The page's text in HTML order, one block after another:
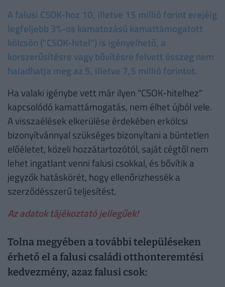
A falusi CSOK-hoz 10, illetve 15 millió forint erejéig
legfeljebb 3%-os kamatozású kamattámogatott
kölcsön ("CSOK-hitel") is igényelhető, a
korszerűsítésre vagy bővítésre felvett összeg nem
haladhatja meg az 5, illetve 7,5 millió forintot.
Ha valaki igénybe vett már ilyen "CSOK-hitelhez"
kapcsolódó kamattámogatás, nem élhet újból vele.
A visszaélések elkerülése érdekében erkölcsi
bizonyítvánnyal szükséges bizonyítani a büntetlen
előéletet, közeli hozzátartozótól, saját cégtől nem
lehet ingatlant venni falusi csokkal, és bővítik a
jegyzők hatáskörét, hogy ellenőrizhessék a
szerződésszerű teljesítést.
Az adatok tájékoztató jellegűek!
Tolna megyében a további településeken
érhető el a falusi családi otthonteremtési
kedvezmény, azaz falusi csok: